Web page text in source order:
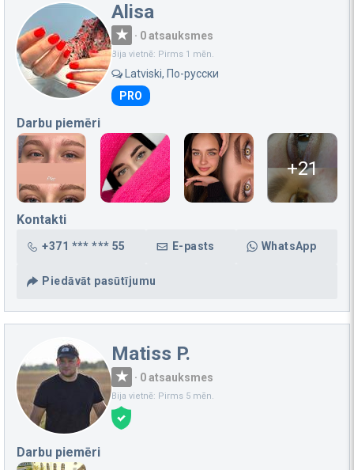
Alisa
· 0 atsauksmes
Bija vietnē: Pirms 1 mēn.
Latviski, По-русски
PRO
Darbu piemēri
+21
Kontakti
+371 *** *** 55 E-pasts WhatsApp
Piedāvāt pasūtījumu
Matiss P.
· 0 atsauksmes
Bija vietnē: Pirms 5 mēn.
Darbu piemēri